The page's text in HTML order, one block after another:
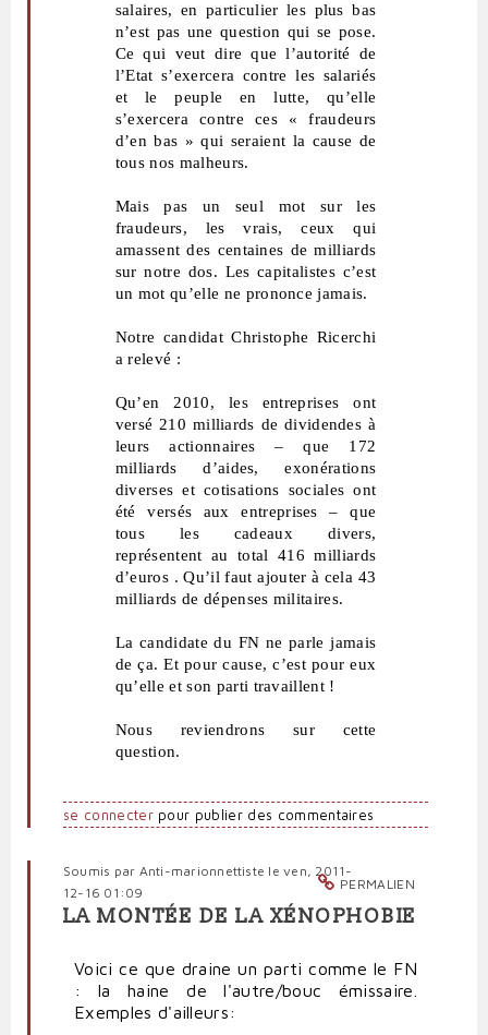
salaires, en particulier les plus bas
n’est pas une question qui se pose.
Ce qui veut dire que l’autorité de
l’Etat s’exercera contre les salariés
et le peuple en lutte, qu’elle
s’exercera contre ces « fraudeurs
d’en bas » qui seraient la cause de
tous nos malheurs.
Mais pas un seul mot sur les
fraudeurs, les vrais, ceux qui
amassent des centaines de milliards
sur notre dos. Les capitalistes c’est
un mot qu’elle ne prononce jamais.
Notre candidat Christophe Ricerchi
a relevé :
Qu’en 2010, les entreprises ont
versé 210 milliards de dividendes à
leurs actionnaires – que 172
milliards d’aides, exonérations
diverses et cotisations sociales ont
été versés aux entreprises – que
tous les cadeaux divers,
représentent au total 416 milliards
d’euros . Qu’il faut ajouter à cela 43
milliards de dépenses militaires.
La candidate du FN ne parle jamais
de ça. Et pour cause, c’est pour eux
qu’elle et son parti travaillent !
Nous reviendrons sur cette
question.
se connecterpour publier des commentaires
PERMALIEN
Soumis par Anti-marionnettiste le ven, 2011-
12-16 01:09
LA MONTÉE DE LA XÉNOPHOBIE
Voici ce que draine un parti comme le FN
: la haine de l'autre/bouc émissaire.
Exemples d'ailleurs: